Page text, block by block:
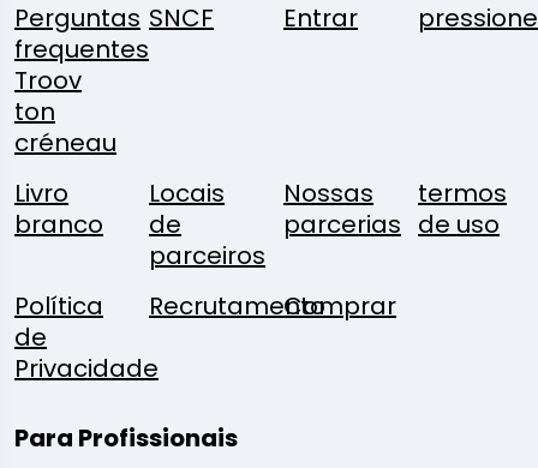
Perguntas
frequentes
Troov
ton
créneau
SNCF Entrar pressione
Livro
branco
Locais
de
parceiros
Nossas
parcerias
termos
de uso
Política
de
Privacidade
RecrutamentoComprar
Para Profissionais